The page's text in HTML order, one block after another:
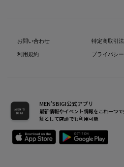
お問い合わせ
利用規約
特定商取引
プライバシ
MEN’SBIGI公式アプリ
最新情報やイベント情報をこれ一つで
証として店頭でも利用可能